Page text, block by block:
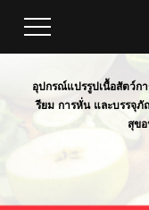
อุปกรณ์แปรรูปเนื้อสัตว์ก
รียม การหั่น และบรรจุ
สุข